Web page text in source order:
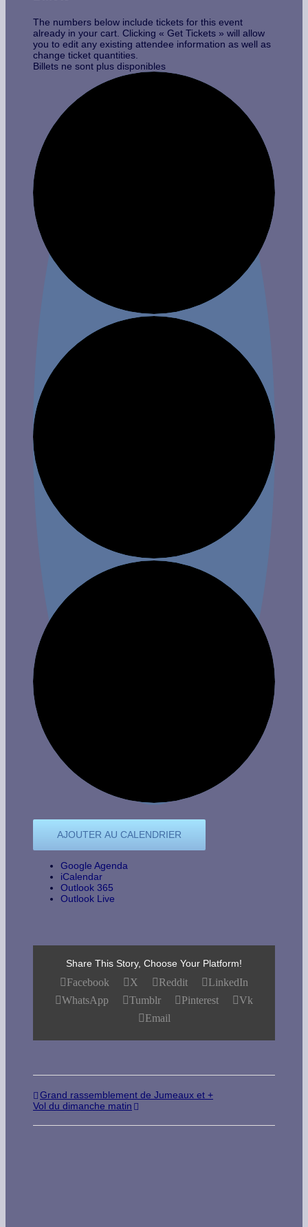
The numbers below include tickets for this event
already in your cart. Clicking « Get Tickets » will allow
you to edit any existing attendee information as well as
change ticket quantities.
Billets ne sont plus disponibles
AJOUTER AU CALENDRIER
Google Agenda
iCalendar
Outlook 365
Outlook Live
Share This Story, Choose Your Platform!
Facebook X Reddit
LinkedIn
WhatsApp
Tumblr Pinterest
Vk
Email
Grand rassemblement de Jumeaux et +
Vol du dimanche matin